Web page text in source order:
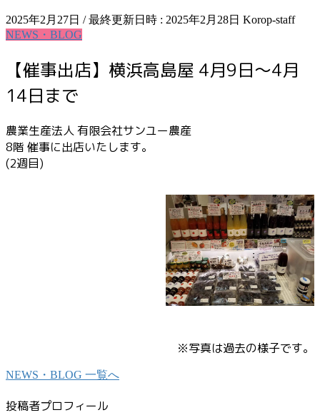
2025年2月27日 / 最終更新日時 : 2025年2月28日 Korop-staff
NEWS・BLOG
【催事出店】横浜高島屋 4月9日～4月
14日まで
農業生産法人 有限会社サンユー農産
8階 催事に出店いたします。
(2週目)
※写真は過去の様子です。
NEWS・BLOG 一覧へ
投稿者プロフィール